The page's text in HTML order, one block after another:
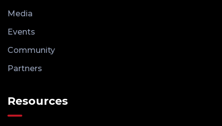
Media
Events
Community
Partners
Resources